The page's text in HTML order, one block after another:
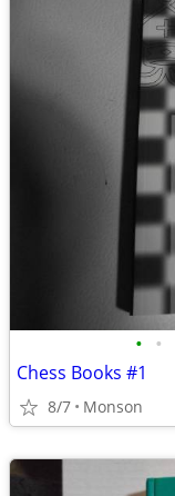
• •
Chess Books #1
8/7 Monson